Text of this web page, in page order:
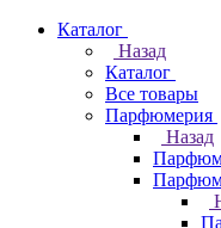
Каталог
Назад
Каталог
Все товары
Парфюмерия
Назад